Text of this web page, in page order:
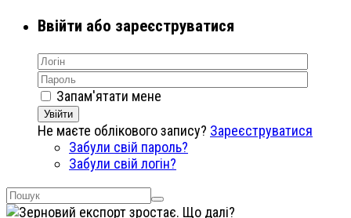
Ввійти або зареєструватися
Запам'ятати мене
Увійти
Не маєте облікового запису? Зареєструватися
Забули свій пароль?
Забули свій логін?